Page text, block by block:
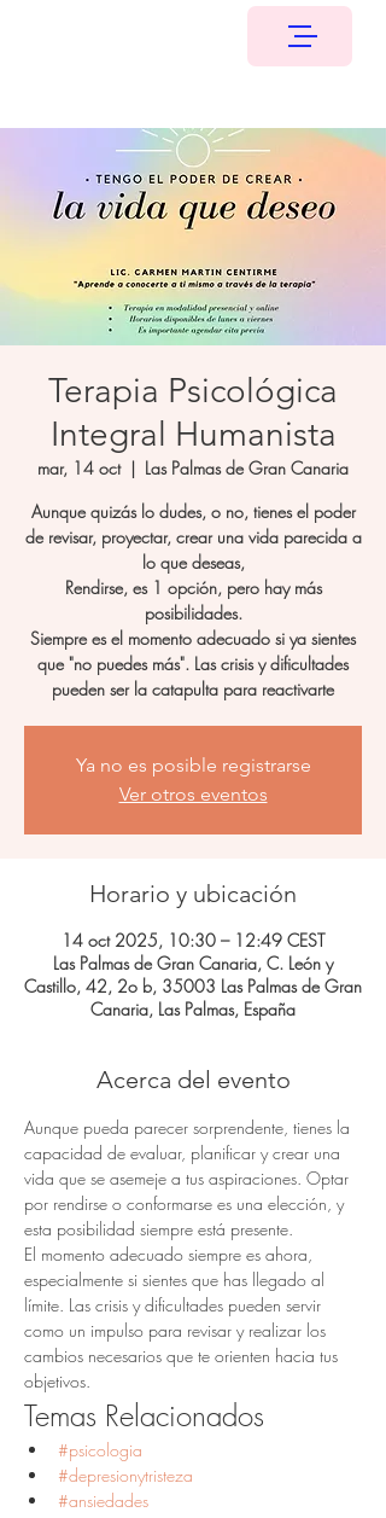
Terapia Psicológica
Integral Humanista
mar, 14 oct
  |
Las Palmas de Gran Canaria
Aunque quizás lo dudes, o no, tienes el poder
de revisar, proyectar, crear una vida parecida a
lo que deseas,
Rendirse, es 1 opción, pero hay más
posibilidades.
Siempre es el momento adecuado si ya sientes
que "no puedes más". Las crisis y dificultades
pueden ser la catapulta para reactivarte
Ya no es posible registrarse
Ver otros eventos
Horario y ubicación
14 oct 2025, 10:30 – 12:49 CEST
Las Palmas de Gran Canaria, C. León y
Castillo, 42, 2o b, 35003 Las Palmas de Gran
Canaria, Las Palmas, España
Acerca del evento
Aunque pueda parecer sorprendente, tienes la
capacidad de evaluar, planificar y crear una
vida que se asemeje a tus aspiraciones. Optar
por rendirse o conformarse es una elección, y
esta posibilidad siempre está presente.
El momento adecuado siempre es ahora,
especialmente si sientes que has llegado al
límite. Las crisis y dificultades pueden servir
como un impulso para revisar y realizar los
cambios necesarios que te orienten hacia tus
objetivos.
Temas Relacionados
#psicologia
#depresionytristeza
#ansiedades